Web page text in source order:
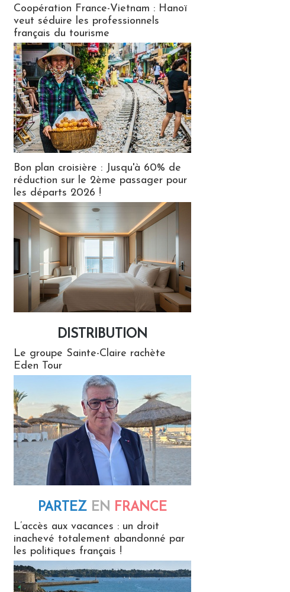
Coopération France-Vietnam : Hanoï
veut séduire les professionnels
français du tourisme
Bon plan croisière : Jusqu'à 60% de
réduction sur le 2ème passager pour
les départs 2026 !
DISTRIBUTION
Le groupe Sainte-Claire rachète
Eden Tour
PARTEZ EN FRANCE
L’accès aux vacances : un droit
inachevé totalement abandonné par
les politiques français !